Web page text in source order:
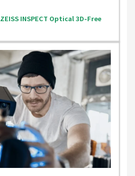
ZEISS INSPECT Optical 3D-Free